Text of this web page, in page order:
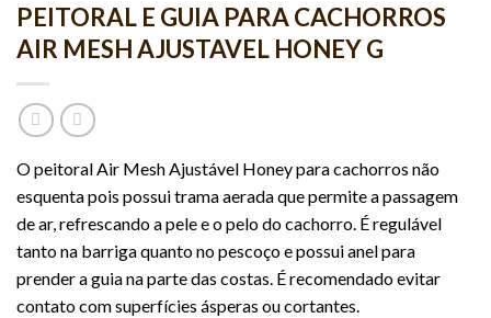
PEITORAL E GUIA PARA CACHORROS
AIR MESH AJUSTAVEL HONEY G
O peitoral Air Mesh Ajustável Honey para cachorros não
esquenta pois possui trama aerada que permite a passagem
de ar, refrescando a pele e o pelo do cachorro. É regulável
tanto na barriga quanto no pescoço e possui anel para
prender a guia na parte das costas. É recomendado evitar
contato com superfícies ásperas ou cortantes.